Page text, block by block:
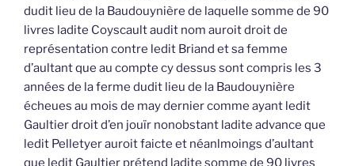
dudit lieu de la Baudouynière de laquelle somme de 90
livres ladite Coyscault audit nom auroit droit de
représentation contre ledit Briand et sa femme
d’aultant que au compte cy dessus sont compris les 3
années de la ferme dudit lieu de la Baudouynière
écheues au mois de may dernier comme ayant ledit
Gaultier droit d’en jouïr nonobstant ladite advance que
ledit Pelletyer auroit faicte et néanlmoings d’aultant
que ledit Gaultier prétend ladite somme de 90 livres